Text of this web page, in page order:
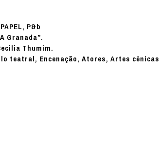
PAPEL, P&b
Granada”.
Thumim.
teatral, Encenação, Atores, Artes cênicas